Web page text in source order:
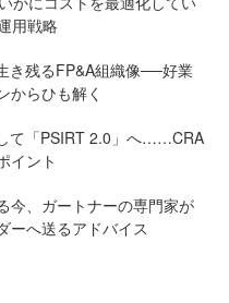
用戦略
き残るFP&A組織像──好業
からひも解く
て「PSIRT 2.0」へ……CRA
イント
今、ガートナーの専門家が
ーへ送るアドバイス